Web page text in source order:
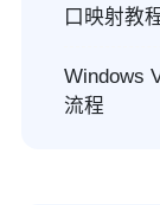
口映射教
Windows
流程